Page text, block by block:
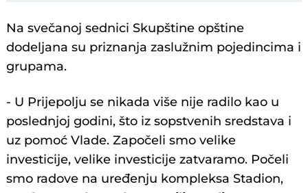
Na svečanoj sednici Skupštine opštine
dodeljana su priznanja zaslužnim pojedincima i
grupama.
- U Prijepolju se nikada više nije radilo kao u
poslednjoj godini, što iz sopstvenih sredstava i
uz pomoć Vlade. Započeli smo velike
investicije, velike investicije zatvaramo. Počeli
smo radove na uređenju kompleksa Stadion,